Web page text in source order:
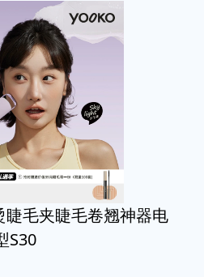
睫毛夹睫毛卷翘神器电
S30